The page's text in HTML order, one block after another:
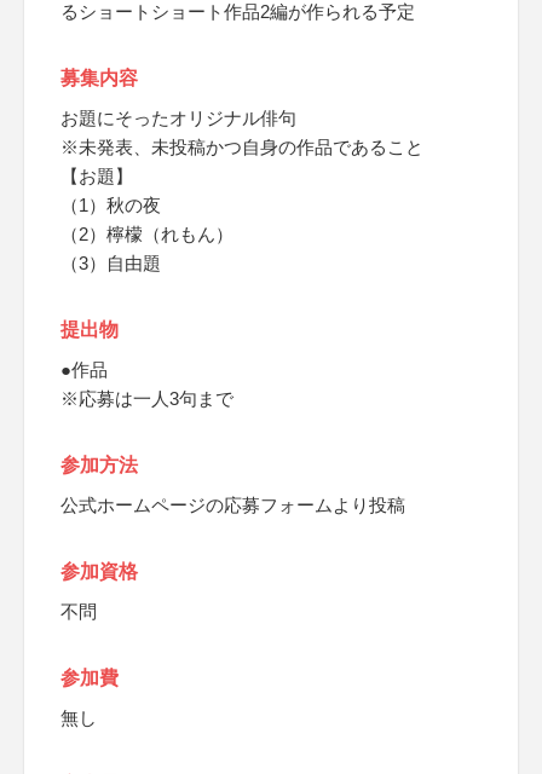
るショートショート作品2編が作られる予定
募集内容
お題にそったオリジナル俳句
※未発表、未投稿かつ自身の作品であること
【お題】
（1）秋の夜
（2）檸檬（れもん）
（3）自由題
提出物
●作品
※応募は一人3句まで
参加方法
公式ホームページの応募フォームより投稿
参加資格
不問
参加費
無し